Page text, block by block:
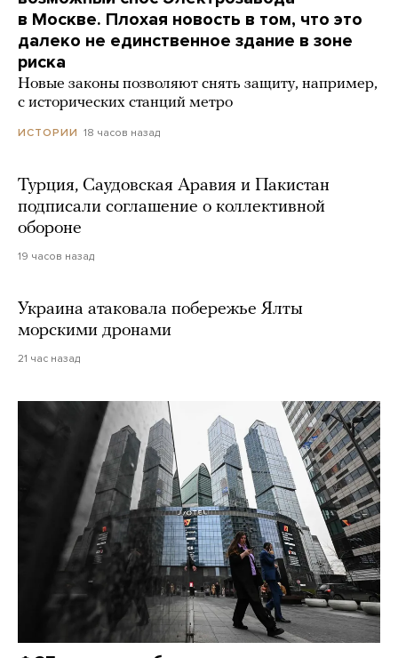
в Москве. Плохая новость в том, что это
далеко не единственное здание в зоне
риска
Новые законы позволяют снять защиту, например,
с исторических станций метро
ИСТОРИИ 18 часов назад
Турция, Саудовская Аравия и Пакистан
подписали соглашение о коллективной
обороне
19 часов назад
Украина атаковала побережье Ялты
морскими дронами
21 час назад